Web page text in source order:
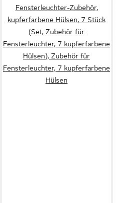
Fensterleuchter-Zubehör,
kupferfarbene Hülsen, 7 Stück
(Set, Zubehör für
Fensterleuchter, 7 kupferfarbene
Hülsen), Zubehör für
Fensterleuchter, 7 kupferfarbene
Hülsen